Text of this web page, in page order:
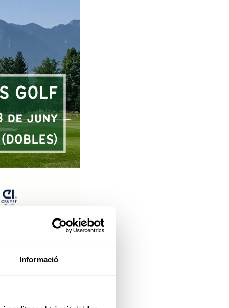
Informació